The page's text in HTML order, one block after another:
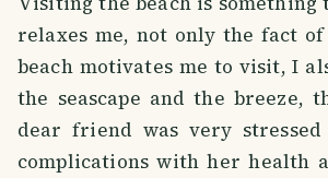
relaxes me, not only the fact
beach motivates me to visit, I
the seascape and the breeze,
dear friend was very
complications with her health